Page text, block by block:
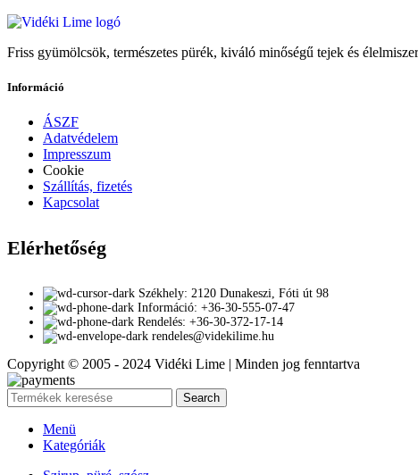
Friss gyümölcsök, természetes pürék, kiváló minőségű tejek és
Információ
ÁSZF
Adatvédelem
Impresszum
Cookie
Szállítás, fizetés
Kapcsolat
Elérhetőség
Székhely: 2120 Dunakeszi, Fóti út 98
Információ: +36-30-555-07-47
Rendelés: +36-30-372-17-14
rendeles@videkilime.hu
Copyright © 2005 - 2024 Vidéki Lime | Minden jog fenntartva
Search
Menü
Kategóriák